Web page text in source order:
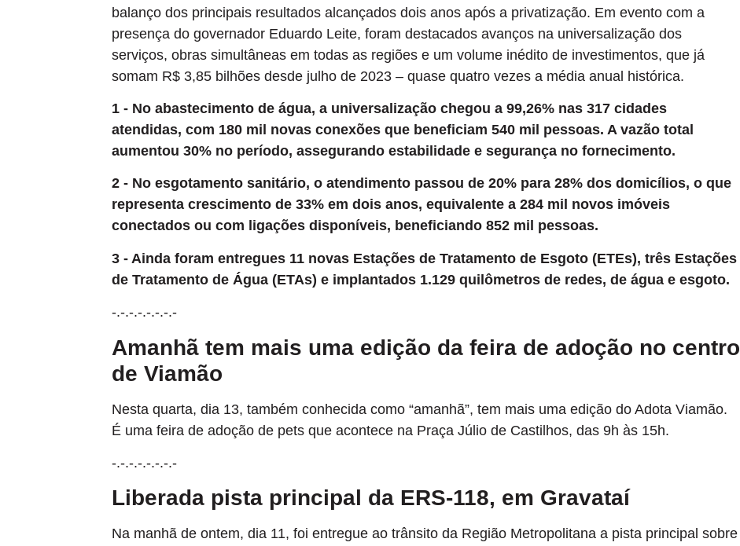
balanço dos principais resultados alcançados dois anos após a privatização. Em evento com a
presença do governador Eduardo Leite, foram destacados avanços na universalização dos
serviços, obras simultâneas em todas as regiões e um volume inédito de investimentos, que já
somam R$ 3,85 bilhões desde julho de 2023 – quase quatro vezes a média anual histórica.
1 - No abastecimento de água, a universalização chegou a 99,26% nas 317 cidades
atendidas, com 180 mil novas conexões que beneficiam 540 mil pessoas. A vazão total
aumentou 30% no período, assegurando estabilidade e segurança no fornecimento.
2 - No esgotamento sanitário, o atendimento passou de 20% para 28% dos domicílios, o que
representa crescimento de 33% em dois anos, equivalente a 284 mil novos imóveis
conectados ou com ligações disponíveis, beneficiando 852 mil pessoas.
3 - Ainda foram entregues 11 novas Estações de Tratamento de Esgoto (ETEs), três Estações
de Tratamento de Água (ETAs) e implantados 1.129 quilômetros de redes, de água e esgoto.
-.-.-.-.-.-.-.-
Amanhã tem mais uma edição da feira de adoção no centro
de Viamão
Nesta quarta, dia 13, também conhecida como “amanhã”, tem mais uma edição do Adota Viamão.
É uma feira de adoção de pets que acontece na Praça Júlio de Castilhos, das 9h às 15h.
-.-.-.-.-.-.-.-
Liberada pista principal da ERS-118, em Gravataí
Na manhã de ontem, dia 11, foi entregue ao trânsito da Região Metropolitana a pista principal sobre